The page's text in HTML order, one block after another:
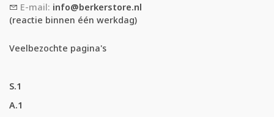
E-mail: info@berkerstore.nl
(reactie binnen één werkdag)
Veelbezochte pagina's
S.1
A.1